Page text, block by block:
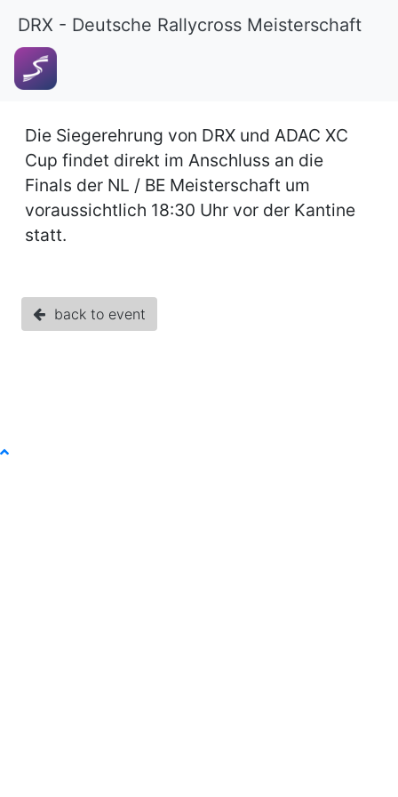
DRX - Deutsche Rallycross Meisterschaft
Die Siegerehrung von DRX und ADAC XC
Cup findet direkt im Anschluss an die
Finals der NL / BE Meisterschaft um
voraussichtlich 18:30 Uhr vor der Kantine
statt.
back to event